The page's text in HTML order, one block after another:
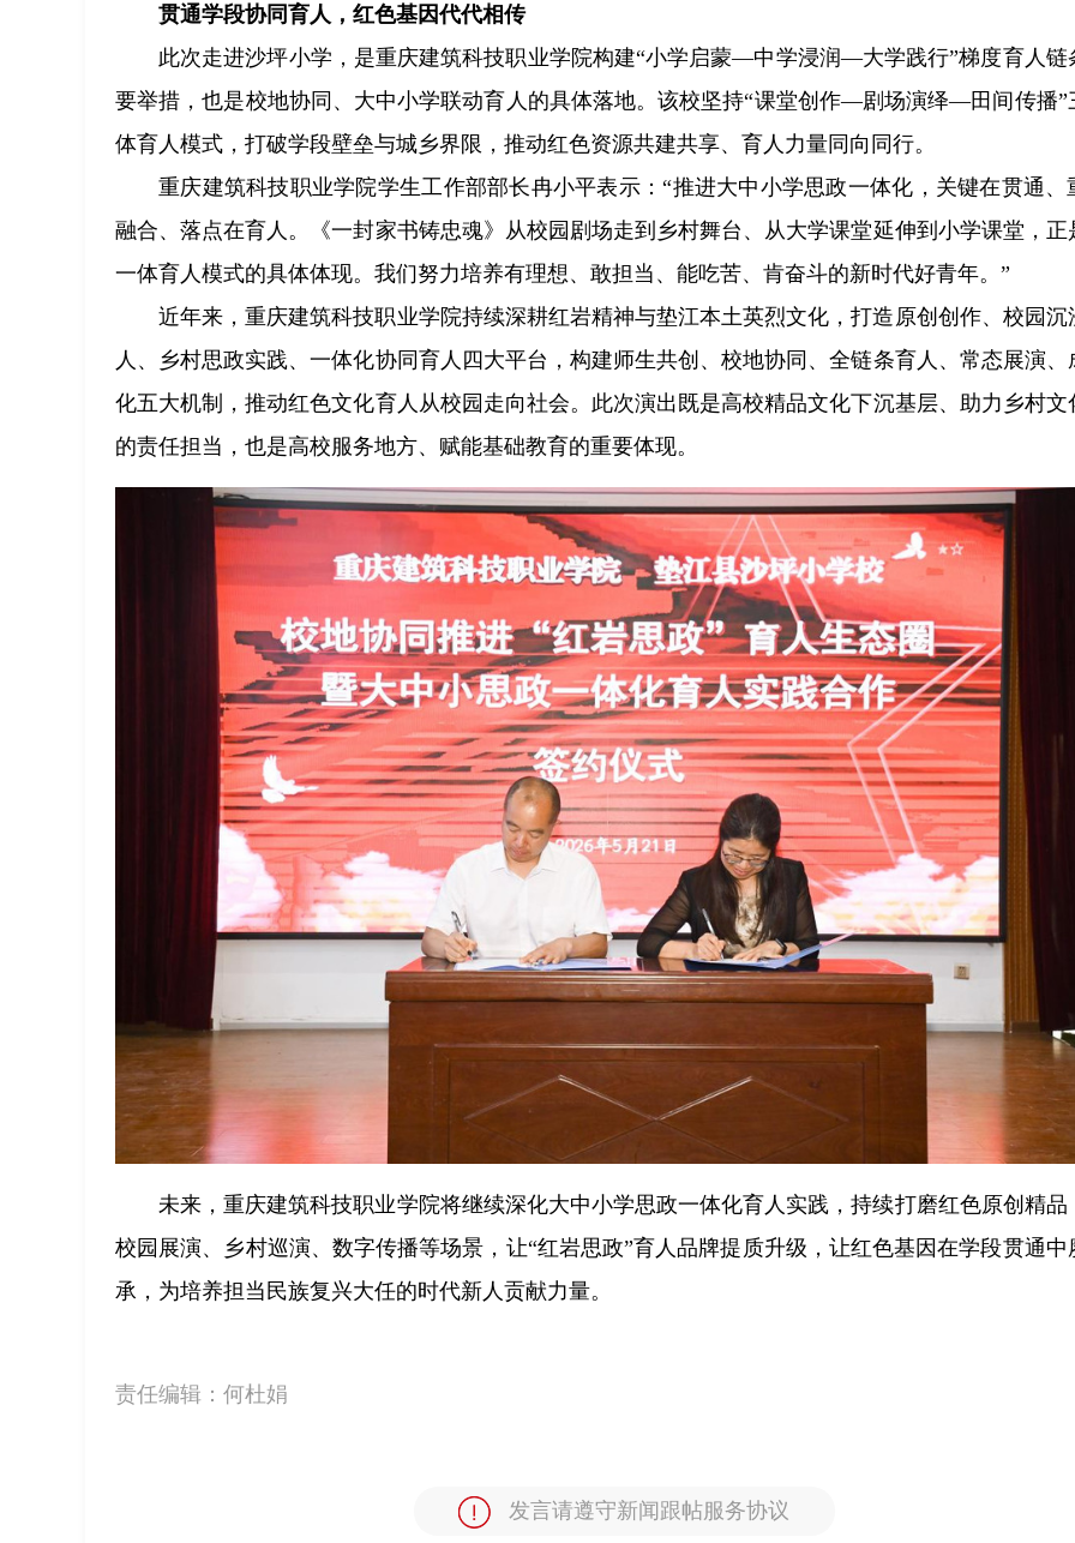
贯通学段协同育人，红色基因代代相传
此次走进沙坪小学，是重庆建筑科技职业学院构建“小学启蒙—中学浸润—大学践行”梯度育人链
要举措，也是校地协同、大中小学联动育人的具体落地。该校坚持“课堂创作—剧场演绎—田间传播”
体育人模式，打破学段壁垒与城乡界限，推动红色资源共建共享、育人力量同向同行。
重庆建筑科技职业学院学生工作部部长冉小平表示：“推进大中小学思政一体化，关键在贯通、
融合、落点在育人。《一封家书铸忠魂》从校园剧场走到乡村舞台、从大学课堂延伸到小学课堂，正
一体育人模式的具体体现。我们努力培养有理想、敢担当、能吃苦、肯奋斗的新时代好青年。”
近年来，重庆建筑科技职业学院持续深耕红岩精神与垫江本土英烈文化，打造原创创作、校园沉
人、乡村思政实践、一体化协同育人四大平台，构建师生共创、校地协同、全链条育人、常态展演、
化五大机制，推动红色文化育人从校园走向社会。此次演出既是高校精品文化下沉基层、助力乡村文
的责任担当，也是高校服务地方、赋能基础教育的重要体现。
未来，重庆建筑科技职业学院将继续深化大中小学思政一体化育人实践，持续打磨红色原创精品
校园展演、乡村巡演、数字传播等场景，让“红岩思政”育人品牌提质升级，让红色基因在学段贯通中
承，为培养担当民族复兴大任的时代新人贡献力量。
责任编辑： 何杜娟
发言请遵守新闻跟帖服务协议